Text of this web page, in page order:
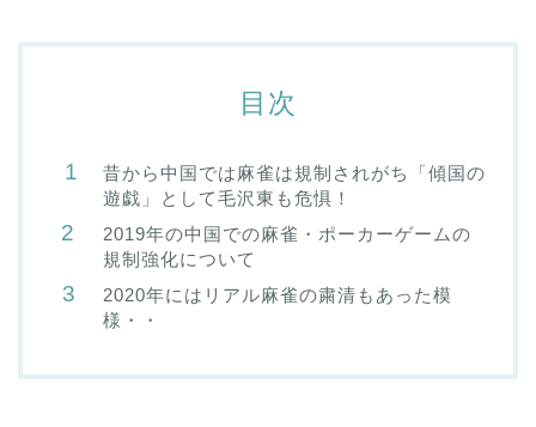
目次
昔から中国では麻雀は規制されがち「傾国の
遊戯」として毛沢東も危惧！
2019年の中国での麻雀・ポーカーゲームの
規制強化について
2020年にはリアル麻雀の粛清もあった模
様・・